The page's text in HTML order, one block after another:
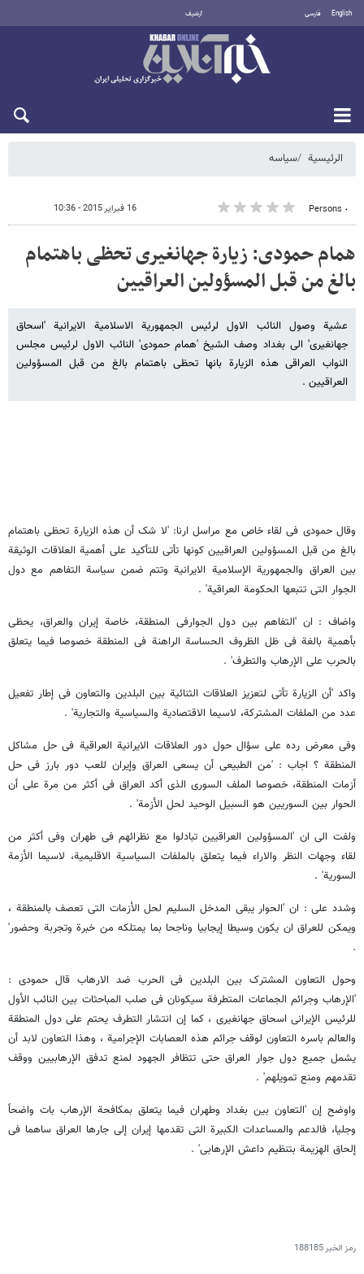
English فارسی أرشيف
الرئيسية سیاسه
٠ Persons 16 فبراير 2015 - 10:36
همام حمودی: زیارة جهانغیری تحظی باهتمام
بالغ من قبل المسؤولین العراقیین
عشیة وصول النائب الاول لرئیس الجمهوریة الاسلامیة الایرانیة 'اسحاق
جهانغیری' الی بغداد وصف الشیخ 'همام حمودی' النائب الاول لرئیس مجلس
النواب العراقی هذه الزیارة بانها تحظی باهتمام بالغ من قبل المسؤولین
العراقیین .
وقال حمودی فی لقاء خاص مع مراسل ارنا: 'لا شک أن هذه الزیارة تحظی باهتمام
بالغ من قبل المسؤولین العراقیین کونها تأتی للتأکید علی أهمیة العلاقات الوثیقة
بین العراق والجمهوریة الإسلامیة الایرانیة وتتم ضمن سیاسة التفاهم مع دول
الجوار التی تتبعها الحکومة العراقیة' .
واضاف : ان 'التفاهم بین دول الجوارفی المنطقة، خاصة إیران والعراق، یحظی
بأهمیة بالغة فی ظل الظروف الحساسة الراهنة فی المنطقة خصوصا فیما یتعلق
بالحرب علی الإرهاب والتطرف' .
واکد 'أن الزیارة تأتی لتعزیز العلاقات الثنائیة بین البلدین والتعاون فی إطار تفعیل
عدد من الملفات المشترکة، لاسیما الاقتصادیة والسیاسیة والتجاریة' .
وفی معرض رده علی سؤال حول دور العلاقات الایرانیة العراقیة فی حل مشاکل
المنطقة ؟ اجاب : 'من الطبیعی أن یسعی العراق وإیران للعب دور بارز فی حل
أزمات المنطقة، خصوصا الملف السوری الذی أکد العراق فی أکثر من مرة علی أن
الحوار بین السوریین هو السبیل الوحید لحل الأزمة' .
ولفت الی ان 'المسؤولین العراقیین تبادلوا مع نظرائهم فی طهران وفی أکثر من
لقاء وجهات النظر والاراء فیما یتعلق بالملفات السیاسیة الاقلیمیة، لاسیما الأزمة
السوریة' .
وشدد علی : ان 'الحوار یبقی المدخل السلیم لحل الأزمات التی تعصف بالمنطقة ،
ویمکن للعراق ان یکون وسیطا إیجابیا وناجحا بما یمتلکه من خبرة وتجربة وحضور'
.
وحول التعاون المشترک بین البلدین فی الحرب ضد الارهاب قال حمودی :
'الإرهاب وجرائم الجماعات المتطرفة سیکونان فی صلب المباحثات بین النائب الأول
للرئیس الإیرانی اسحاق جهانغیری ، کما إن انتشار التطرف یحتم علی دول المنطقة
والعالم باسره التعاون لوقف جرائم هذه العصابات الإجرامیة ، وهذا التعاون لابد أن
یشمل جمیع دول جوار العراق حتی تتظافر الجهود لمنع تدفق الإرهابیین ووقف
تقدمهم ومنع تمویلهم' .
واوضح إن 'التعاون بین بغداد وطهران فیما یتعلق بمکافحة الإرهاب بات واضحاً
وجلیا، فالدعم والمساعدات الکبیرة التی تقدمها إیران إلی جارها العراق ساهما فی
إلحاق الهزیمة بتنظیم داعش الإرهابی' .
رمز الخبر188185